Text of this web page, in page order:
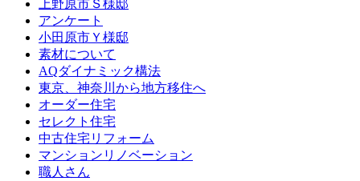
上野原市Ｓ様邸
アンケート
小田原市Ｙ様邸
素材について
AQダイナミック構法
東京、神奈川から地方移住へ
オーダー住宅
セレクト住宅
中古住宅リフォーム
マンションリノベーション
職人さん